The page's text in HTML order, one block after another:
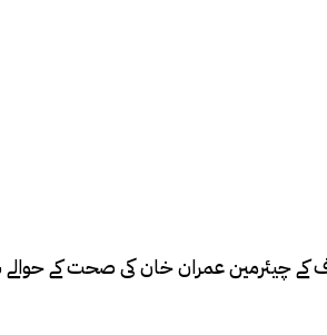
چیئرمین عمران خان کی صحت کے حوالے